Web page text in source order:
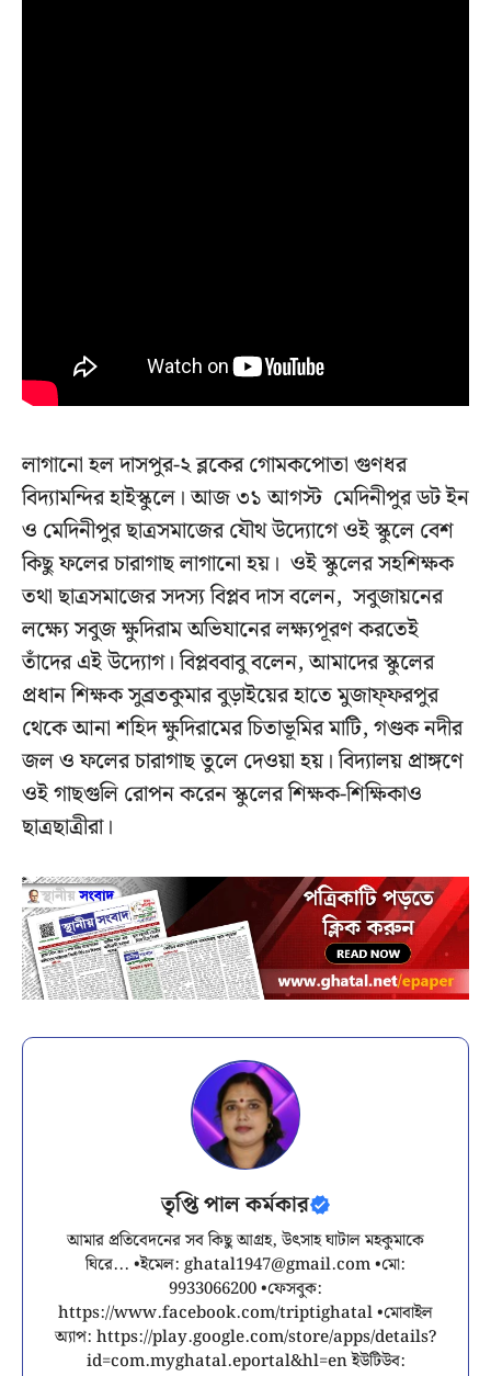
লাগানো হল দাসপুর-২ ব্লকের গোমকপোতা গুণধর
বিদ্যামন্দির হাইস্কুলে। আজ ৩১ আগস্ট মেদিনীপুর ডট ইন
ও মেদিনীপুর ছাত্রসমাজের যৌথ উদ্যোগে ওই স্কুলে বেশ
কিছু ফলের চারাগাছ লাগানো হয়। ওই স্কুলের সহশিক্ষক
তথা ছাত্রসমাজের সদস্য বিপ্লব দাস বলেন, সবুজায়নের
লক্ষ্যে সবুজ ক্ষুদিরাম অভিযানের লক্ষ্যপূরণ করতেই
তাঁদের এই উদ্যোগ। বিপ্লববাবু বলেন, আমাদের স্কুলের
প্রধান শিক্ষক সুব্রতকুমার বুড়াইয়ের হাতে মুজাফ্ফরপুর
থেকে আনা শহিদ ক্ষুদিরামের চিতাভূমির মাটি, গণ্ডক নদীর
জল ও ফলের চারাগাছ তুলে দেওয়া হয়। বিদ্যালয় প্রাঙ্গণে
ওই গাছগুলি রোপন করেন স্কুলের শিক্ষক-শিক্ষিকাও
ছাত্রছাত্রীরা।
তৃপ্তি পাল কর্মকার
আমার প্রতিবেদনের সব কিছু আগ্রহ, উৎসাহ ঘাটাল মহকুমাকে
ঘিরে... •ইমেল: ghatal1947@gmail.com•মো:
9933066200 •ফেসবুক:
https://www.facebook.com/triptighatal •মোবাইল
অ্যাপ: https://play.google.com/store/apps/details?
id=com.myghatal.eportal&hl=en ইউটিউব: